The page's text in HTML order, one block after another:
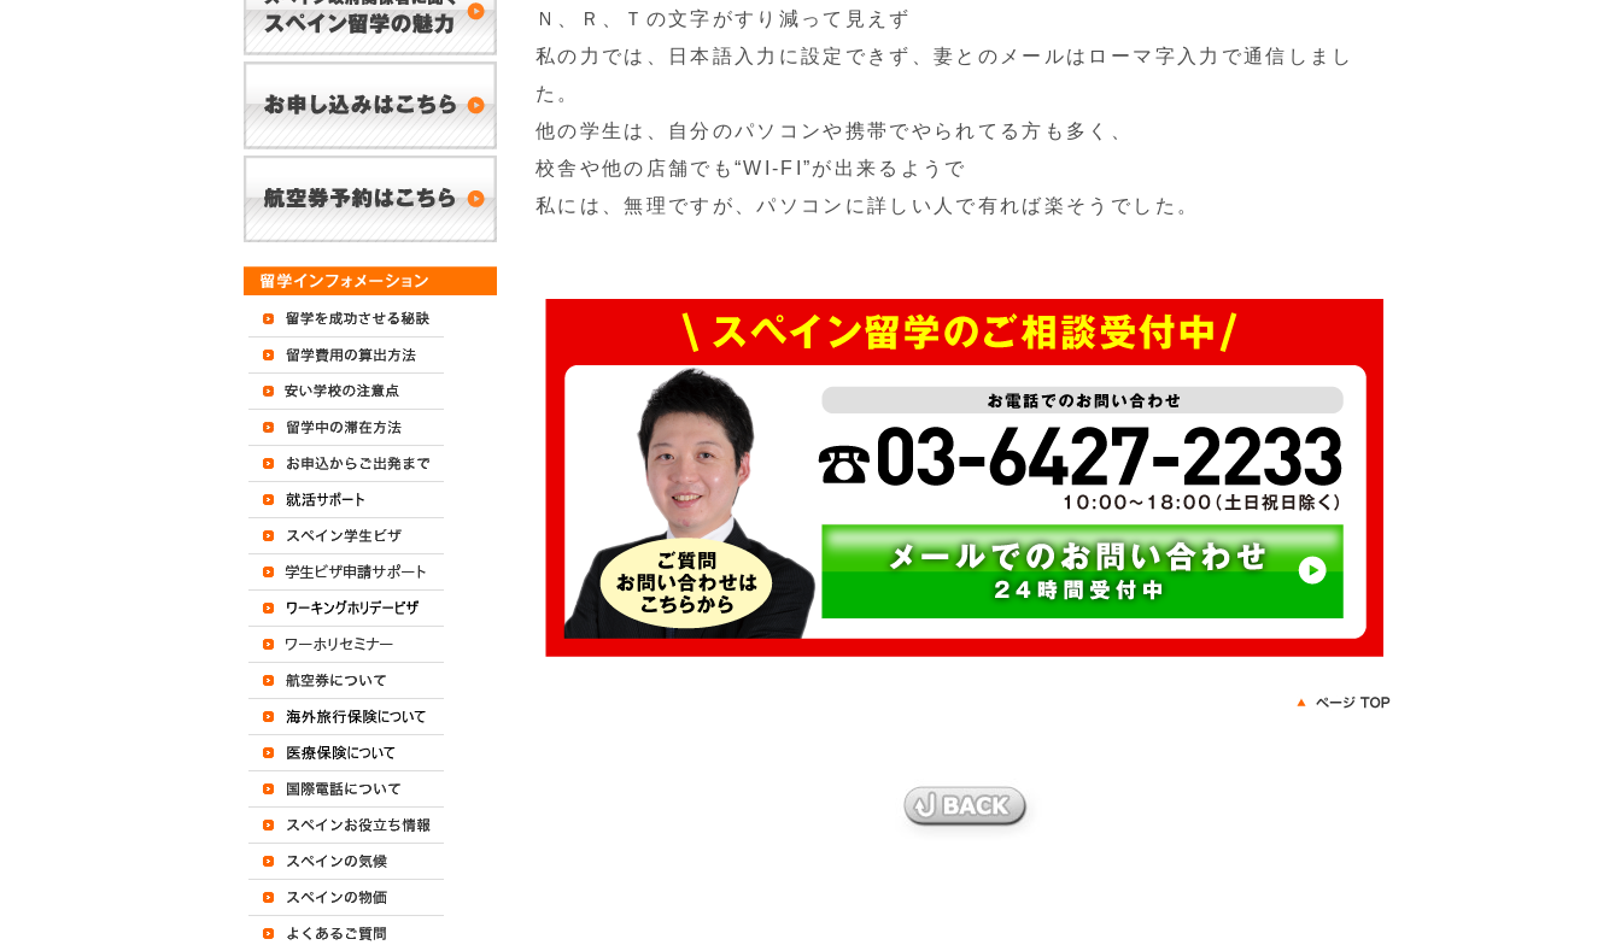
Ｎ、Ｒ、Ｔの文字がすり減って見えず
私の力では、日本語入力に設定できず、妻とのメールはローマ字入力で通信しまし
た。
他の学生は、自分のパソコンや携帯でやられてる方も多く、
校舎や他の店舗でも“WI-FI”が出来るようで
私には、無理ですが、パソコンに詳しい人で有れば楽そうでした。